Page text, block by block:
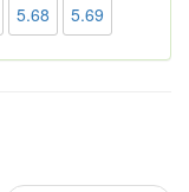
5.68 5.69